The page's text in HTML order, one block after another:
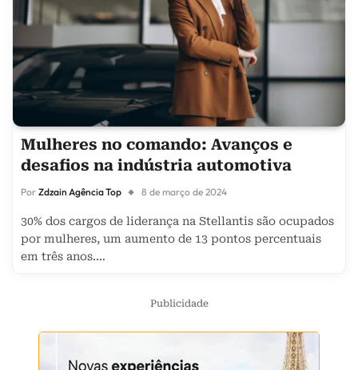
Mulheres no comando: Avanços e
desafios na indústria automotiva
Por Zdzain Agência Top 8 de março de 2024
30% dos cargos de liderança na Stellantis são ocupados
por mulheres, um aumento de 13 pontos percentuais
em três anos.…
Publicidade